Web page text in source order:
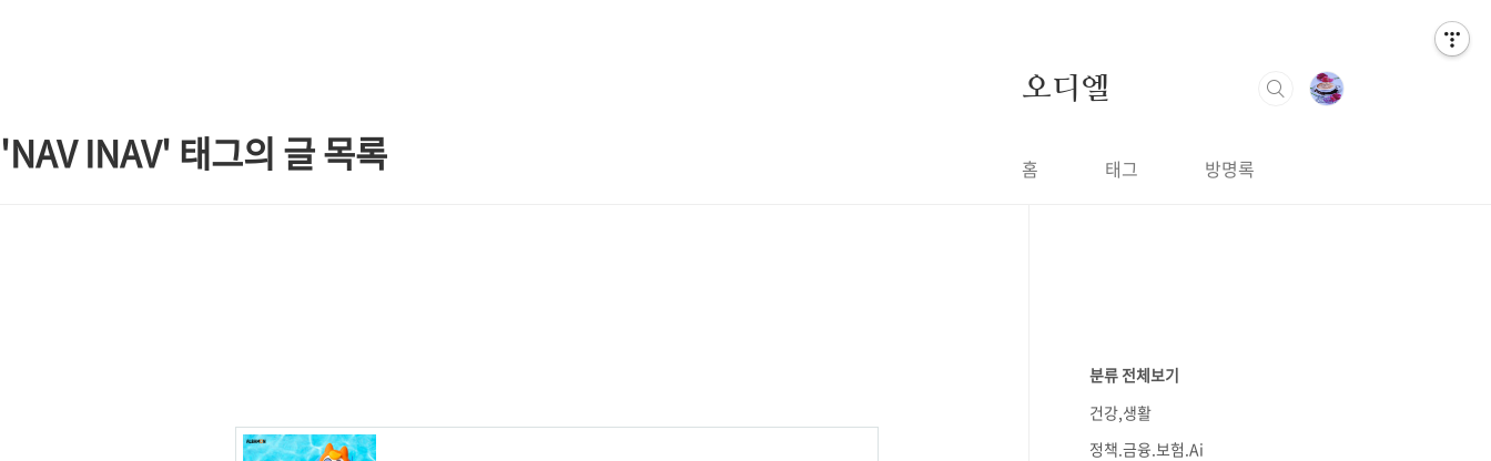
'NAV INAV' 태그의 글 목록
오디엘
홈 태그 방명록
분류 전체보기
건강,생활
정책.금융.보험.Ai